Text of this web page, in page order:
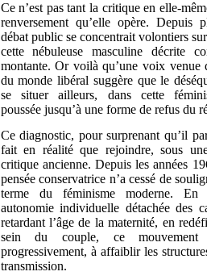
Ce n’est pas tant la critique en elle-
renversement qu’elle opère. Depuis
débat public se concentrait volontiers
cette nébuleuse masculine décrite
montante. Or voilà qu’une voix venue
du monde libéral suggère que le
se situer ailleurs, dans cette
poussée jusqu’à une forme de refus du
Ce diagnostic, pour surprenant qu’il
fait en réalité que rejoindre, sous
critique ancienne. Depuis les années
pensée conservatrice n’a cessé de
terme du féminisme moderne. En
autonomie individuelle détachée des
retardant l’âge de la maternité, en
sein du couple, ce mouvement
progressivement, à affaiblir les
transmission.